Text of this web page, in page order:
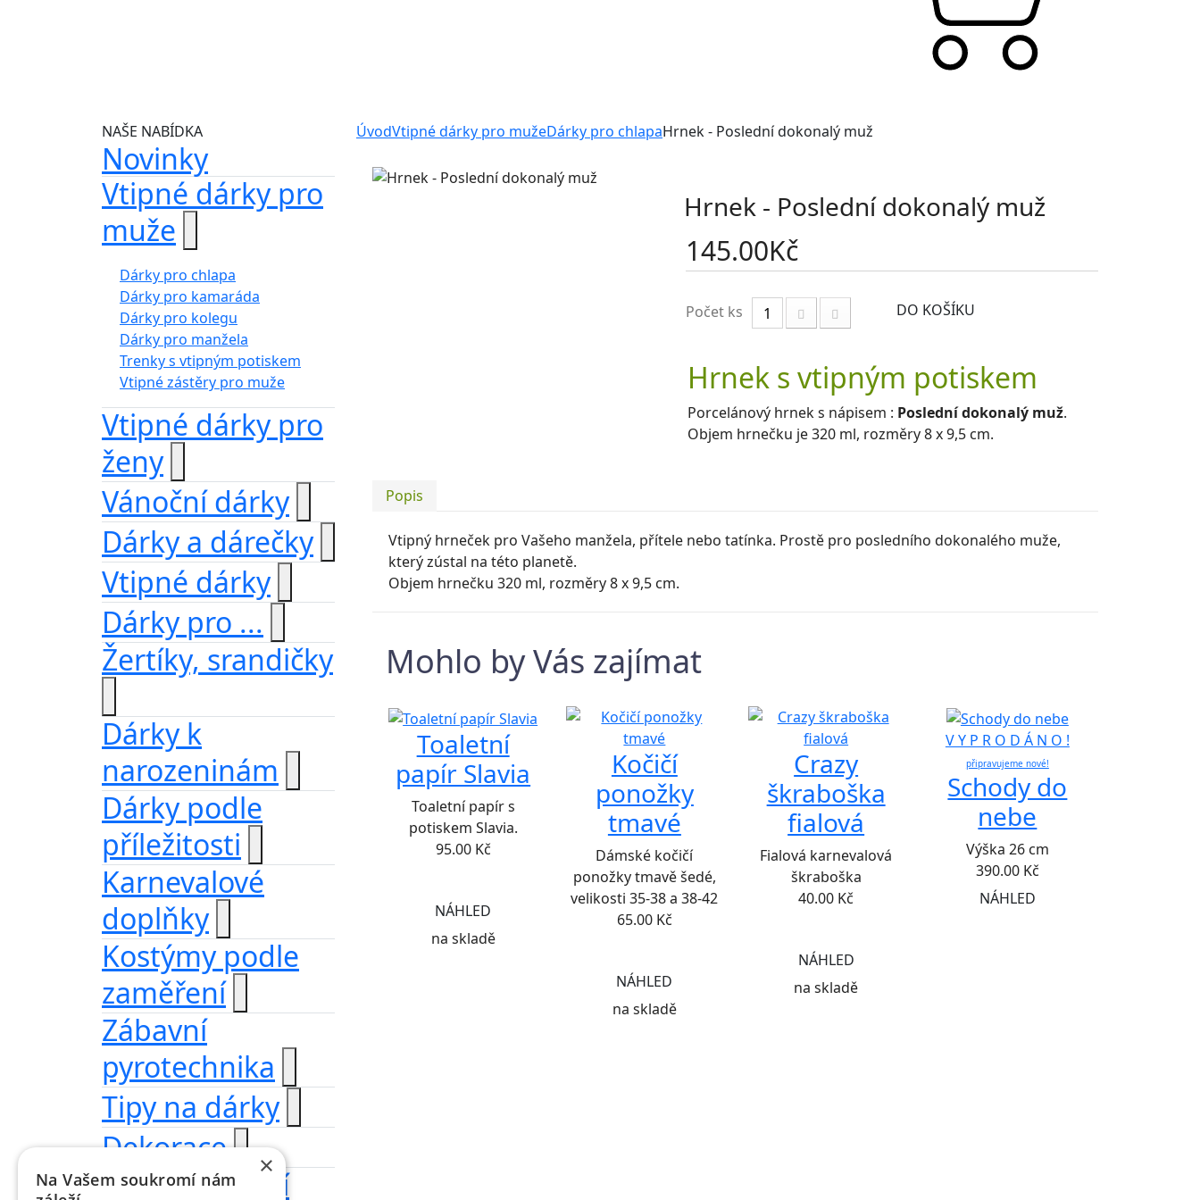
NAŠE NABÍDKA
Novinky
Vtipné dárky pro
muže
Dárky pro chlapa
Dárky pro kamaráda
Dárky pro kolegu
Dárky pro manžela
Trenky s vtipným potiskem
Vtipné zástěry pro muže
Vtipné dárky pro
ženy
Vánoční dárky
Dárky a dárečky
Vtipné dárky
Dárky pro ...
Žertíky, srandičky
Dárky k
narozeninám
Dárky podle
příležitosti
Karnevalové
doplňky
Kostýmy podle
zaměření
Zábavní
pyrotechnika
Tipy na dárky
Dekorace
Dřevěná přání
ÚvodVtipné dárky pro mužeDárky pro chlapaHrnek - Poslední dokonalý muž
Hrnek - Poslední dokonalý muž
145.00Kč
Počet ks DO KOŠÍKU
Hrnek s vtipným potiskem
Porcelánový hrnek s nápisem : Poslední dokonalý muž.
Objem hrnečku je 320 ml, rozměry 8 x 9,5 cm.
Popis
Vtipný hrneček pro Vašeho manžela, přítele nebo tatínka. Prostě pro posledního dokonalého muže,
který zústal na této planetě.
Objem hrnečku 320 ml, rozměry 8 x 9,5 cm.
Mohlo by Vás zajímat
Toaletní
papír Slavia
Toaletní papír s
potiskem Slavia.
95.00Kč
NÁHLED
na skladě
Kočičí
ponožky
tmavé
Dámské kočičí
ponožky tmavě šedé,
velikosti 35-38 a 38-42
65.00Kč
NÁHLED
na skladě
Crazy
škraboška
fialová
Fialová karnevalová
škraboška
40.00 Kč
NÁHLED
na skladě
V Y P R O D Á N O !
připravujeme nové!
Schody do
nebe
Výška 26 cm
390.00Kč
NÁHLED
×
Na Vašem soukromí nám